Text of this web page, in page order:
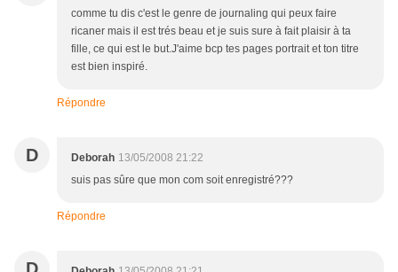
comme tu dis c'est le genre de journaling qui peux faire
ricaner mais il est trés beau et je suis sure à fait plaisir à ta
fille, ce qui est le but.J'aime bcp tes pages portrait et ton titre
est bien inspiré.
Répondre
D Deborah 13/05/2008 21:22
suis pas sûre que mon com soit enregistré???
Répondre